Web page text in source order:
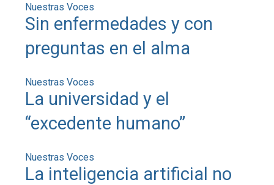
Nuestras Voces
Sin enfermedades y con
preguntas en el alma
Nuestras Voces
La universidad y el
“excedente humano”
Nuestras Voces
La inteligencia artificial no